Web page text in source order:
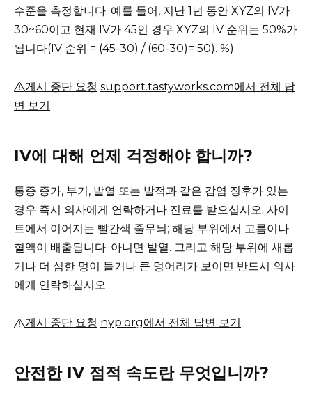
수준을 측정합니다. 예를 들어, 지난 1년 동안 XYZ의 IV가
30~60이고 현재 IV가 45인 경우 XYZ의 IV 순위는 50%가
됩니다(IV 순위 = (45-30) / (60-30)= 50). %).
게시 중단 요청 support.tastyworks.com에서 전체 답
변 보기
IV에 대해 언제 걱정해야 합니까?
통증 증가, 부기, 발열 또는 발적과 같은 감염 징후가 있는
경우 즉시 의사에게 연락하거나 진료를 받으십시오. 사이
트에서 이어지는 빨간색 줄무늬; 해당 부위에서 고름이나
혈액이 배출됩니다. 아니면 발열. 그리고 해당 부위에 새롭
거나 더 심한 멍이 들거나 큰 덩어리가 보이면 반드시 의사
에게 연락하십시오.
게시 중단 요청 nyp.org에서 전체 답변 보기
안전한 IV 점적 속도란 무엇입니까?